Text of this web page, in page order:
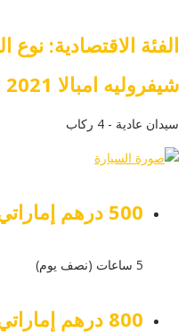
الفئة الاقتصادية: نوع
شيفروليه امبالا 2021
سيدان عادية - 4 ركاب
500 درهم إماراتي
5 ساعات (نصف يوم)
800 درهم إماراتي